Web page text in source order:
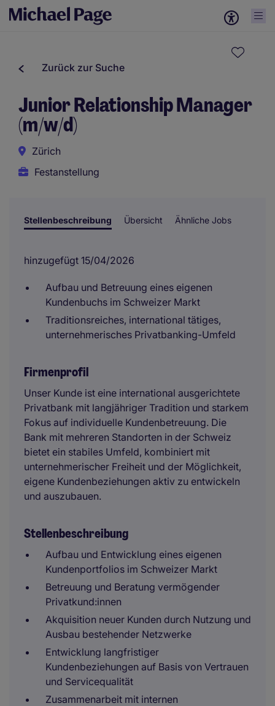
Zurück zur Suche
Junior Relationship Manager
(m/w/d)
Zürich
Festanstellung
Stellenbeschreibung Übersicht Ähnliche Jobs
hinzugefügt 15/04/2026
Aufbau und Betreuung eines eigenen
Kundenbuchs im Schweizer Markt
Traditionsreiches, international tätiges,
unternehmerisches Privatbanking-Umfeld
Firmenprofil
Unser Kunde ist eine international ausgerichtete
Privatbank mit langjähriger Tradition und starkem
Fokus auf individuelle Kundenbetreuung. Die
Bank mit mehreren Standorten in der Schweiz
bietet ein stabiles Umfeld, kombiniert mit
unternehmerischer Freiheit und der Möglichkeit,
eigene Kundenbeziehungen aktiv zu entwickeln
und auszubauen.
Stellenbeschreibung
Aufbau und Entwicklung eines eigenen
Kundenportfolios im Schweizer Markt
Betreuung und Beratung vermögender
Privatkund:innen
Akquisition neuer Kunden durch Nutzung und
Ausbau bestehender Netzwerke
Entwicklung langfristiger
Kundenbeziehungen auf Basis von Vertrauen
und Servicequalität
Zusammenarbeit mit internen